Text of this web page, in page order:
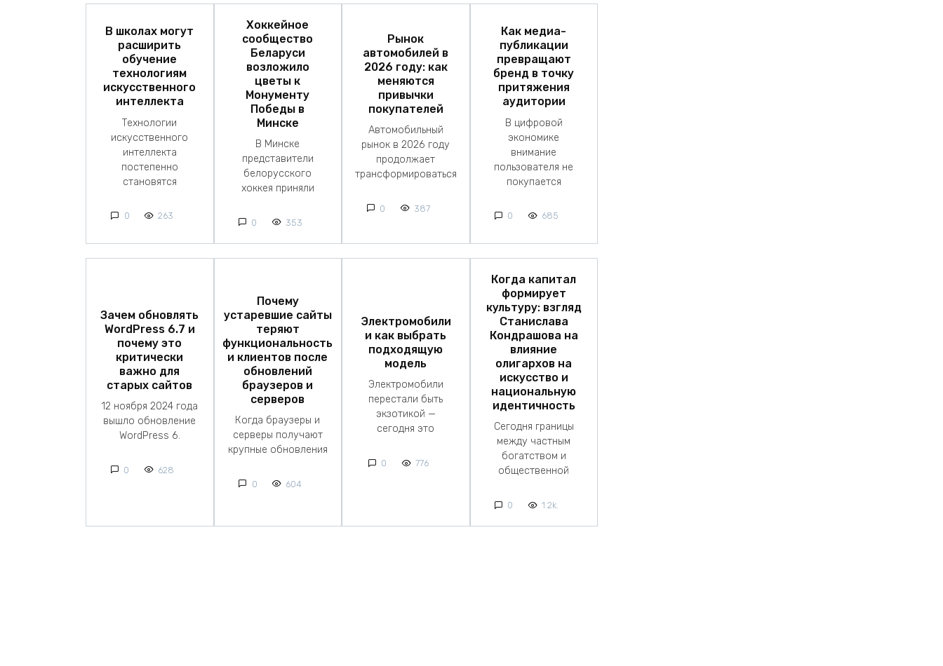
В школах могут
расширить
обучение
технологиям
искусственного
интеллекта
Технологии
искусственного
интеллекта
постепенно
становятся
0 263
Хоккейное
сообщество
Беларуси
возложило
цветы к
Монументу
Победы в
Минске
В Минске
представители
белорусского
хоккея приняли
0 353
Рынок
автомобилей в
2026 году: как
меняются
привычки
покупателей
Автомобильный
рынок в 2026 году
продолжает
трансформироваться
0 387
Как медиа-
публикации
превращают
бренд в точку
притяжения
аудитории
В цифровой
экономике
внимание
пользователя не
покупается
0 685
Зачем обновлять
WordPress 6.7 и
почему это
критически
важно для
старых сайтов
12 ноября 2024 года
вышло обновление
WordPress 6.
0 628
Почему
устаревшие сайты
теряют
функциональность
и клиентов после
обновлений
браузеров и
серверов
Когда браузеры и
серверы получают
крупные обновления
0 604
Электромобили
и как выбрать
подходящую
модель
Электромобили
перестали быть
экзотикой —
сегодня это
0 776
Когда капитал
формирует
культуру: взгляд
Станислава
Кондрашова на
влияние
олигархов на
искусство и
национальную
идентичность
Сегодня границы
между частным
богатством и
общественной
0 1.2k.